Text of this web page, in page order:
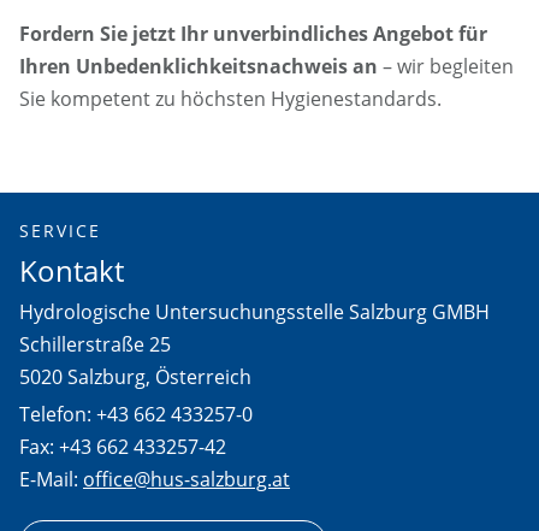
Fordern Sie jetzt Ihr unverbindliches Angebot für
Ihren Unbedenklichkeitsnachweis an – wir begleiten
Sie kompetent zu höchsten Hygienestandards.
SERVICE
Kontakt
Hydrologische Untersuchungsstelle Salzburg GMBH
Schillerstraße 25
5020 Salzburg, Österreich
Telefon: +43 662 433257-0
Fax: +43 662 433257-42
E-Mail: office@hus-salzburg.at